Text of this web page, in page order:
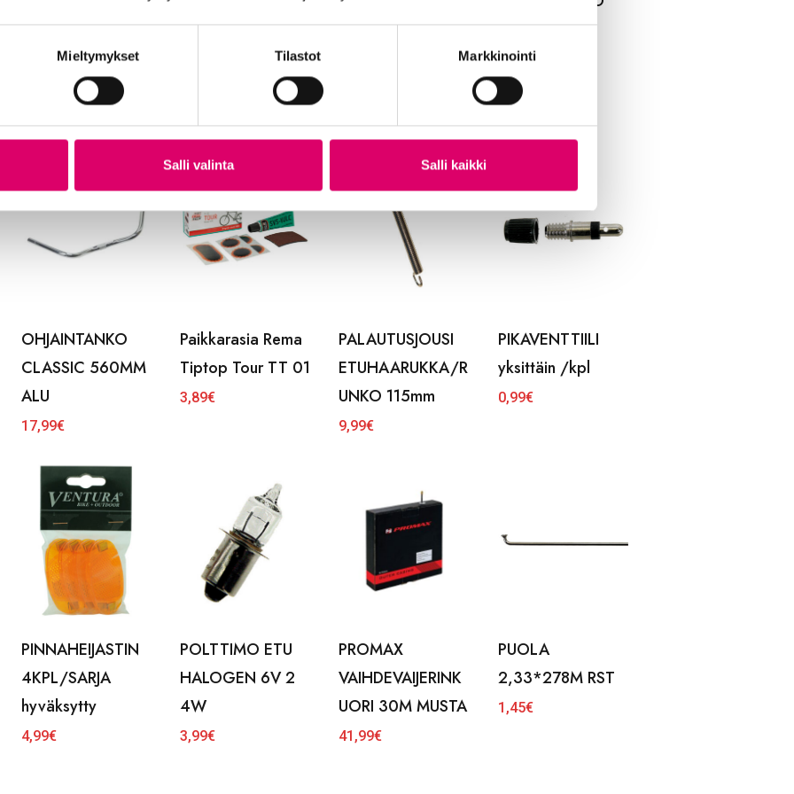
Mieltymykset Tilastot Markkinointi
Salli valinta Salli kaikki
600mm
CITY/HYBRIIDIPYÖ
RÄÄN hopea
600mm
CITY/HYBRIIDIPYÖ
600mm CLASSIC
620mm CITY
hopea suora
17,99
OHJAINTANKO
CLASSIC 560MM
ALU
17,99€
Paikkarasia Rema
Tiptop Tour TT 01
3,89€
PALAUTUSJOUSI
ETUHAARUKKA/R
UNKO 115mm
9,99€
PIKAVENTTIILI
yksittäin /kpl
0,99€
PINNAHEIJASTIN
4KPL/SARJA
hyväksytty
4,99€
POLTTIMO ETU
HALOGEN 6V 2
4W
3,99€
PROMAX
VAIHDEVAIJERINK
UORI 30M MUSTA
41,99€
PUOLA
2,33*278M RST
1,45€